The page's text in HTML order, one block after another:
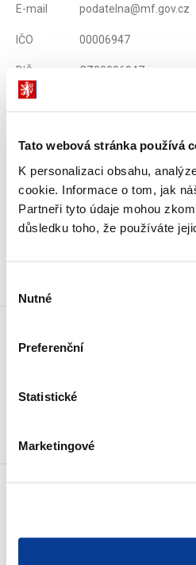
Tato webová stránka používá
K personalizaci obsahu,
cookie. Informace o tom, jak
Partneři tyto údaje mohou
důsledku toho, že používáte
souhlasu
Nutné
Preferenční
Statistické
Marketingové
E-mail podatelna@mf.gov.cz
IČO 00006947
DIČ CZ00006947
ID Datové
Weby ministerstva
Resort financí
Odebírat novinky e-mailem
© Všechna práva vyhrazena.